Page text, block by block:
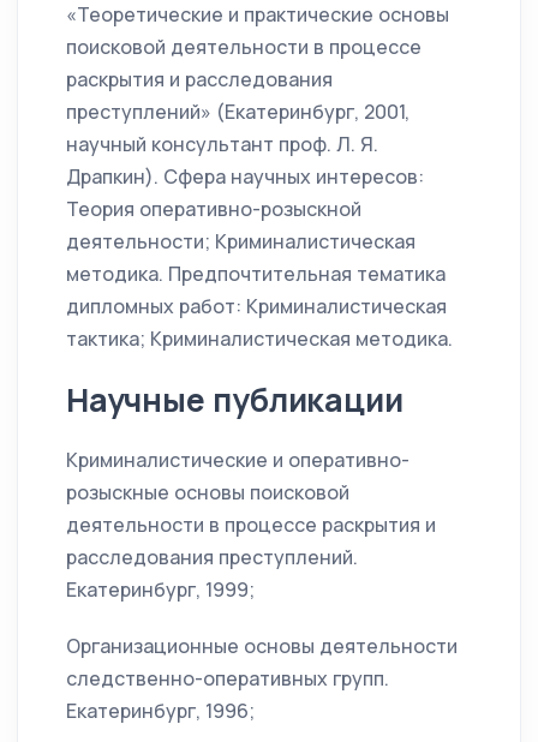
«Теоретические и практические основы
поисковой деятельности в процессе
раскрытия и расследования
преступлений» (Екатеринбург, 2001,
научный консультант проф. Л. Я.
Драпкин). Сфера научных интересов:
Теория оперативно-розыскной
деятельности; Криминалистическая
методика. Предпочтительная тематика
дипломных работ: Криминалистическая
тактика; Криминалистическая методика.
Научные публикации
Криминалистические и оперативно-
розыскные основы поисковой
деятельности в процессе раскрытия и
расследования преступлений.
Екатеринбург, 1999;
Организационные основы деятельности
следственно-оперативных групп.
Екатеринбург, 1996;